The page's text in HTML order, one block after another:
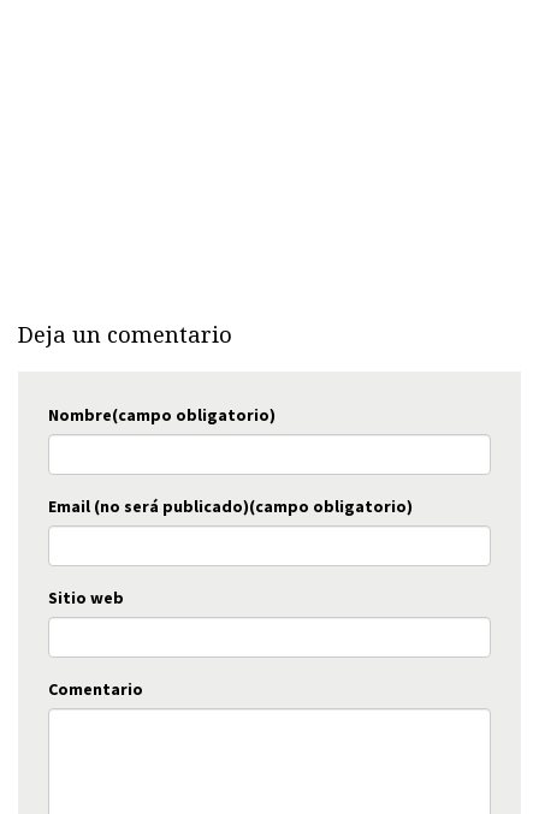
Deja un comentario
Nombre(campo obligatorio)
Email (no será publicado)(campo obligatorio)
Sitio web
Comentario